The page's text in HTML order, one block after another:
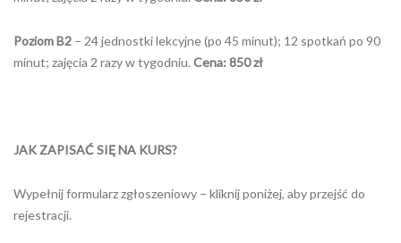
Poziom B2 – 24 jednostki lekcyjne (po 45 minut); 12 spotkań po 90
minut; zajęcia 2 razy w tygodniu. Cena: 850 zł
JAK ZAPISAĆ SIĘ NA KURS?
Wypełnij formularz zgłoszeniowy – kliknij poniżej, aby przejść do
rejestracji.